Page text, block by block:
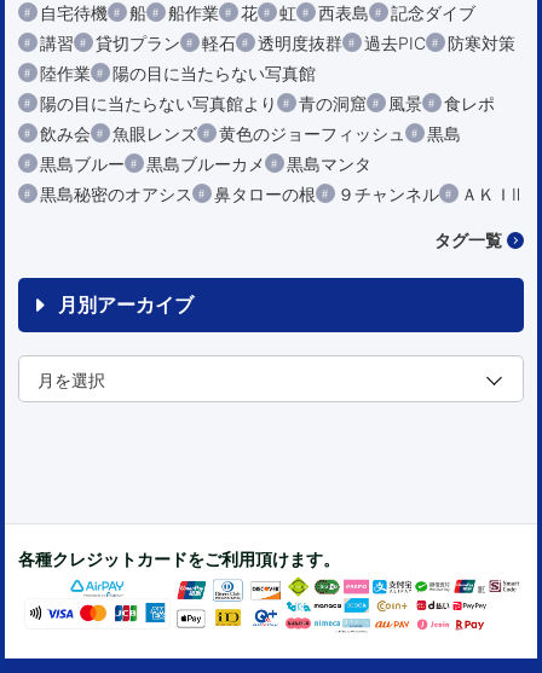
自宅待機
船 船作業 花 虹 西表島
記念ダイブ
講習
貸切プラン 軽石 透明度抜群 過去PIC
防寒対策
陸作業
陽の目に当たらない写真館
陽の目に当たらない写真館より
青の洞窟 風景
食レポ
飲み会
魚眼レンズ 黄色のジョーフィッシュ
黒島
黒島ブルー
黒島ブルーカメ
黒島マンタ
黒島秘密のオアシス
鼻タローの根 ９チャンネル ＡＫＩⅡ
タグ一覧
月別アーカイブ
各種クレジットカードをご利用頂けます。